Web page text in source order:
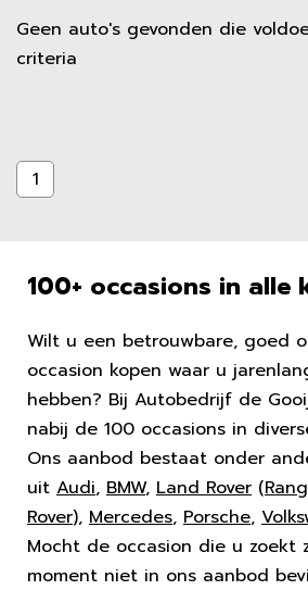
Geen auto's gevonden die
criteria
1
100+ occasions in alle
Wilt u een betrouwbare, goed
occasion kopen waar u
hebben? Bij Autobedrijf de
nabij de 100 occasions in
Ons aanbod bestaat onder
uit Audi, BMW, Land Rover (
Rover), Mercedes, Porsche,
Mocht de occasion die u zoekt
moment niet in ons aanbod